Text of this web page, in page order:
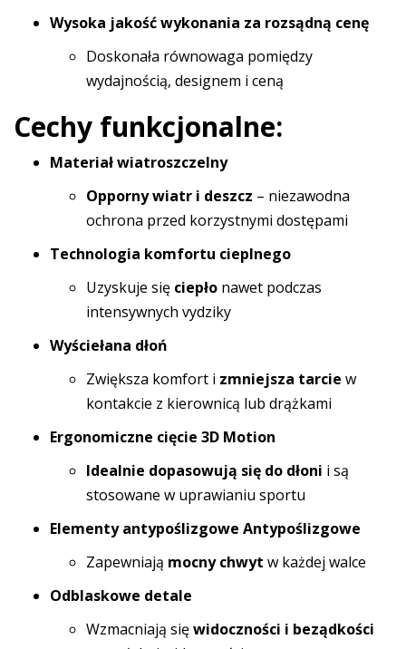
Wysoka jakość wykonania za rozsądną cenę
Doskonała równowaga pomiędzy
wydajnością, designem i ceną
Cechy funkcjonalne:
Materiał wiatroszczelny
Opporny wiatr i deszcz – niezawodna
ochrona przed korzystnymi dostępami
Technologia komfortu cieplnego
Uzyskuje się ciepło nawet podczas
intensywnych vydziky
Wyściełana dłoń
Zwiększa komfort i zmniejsza tarcie w
kontakcie z kierownicą lub drążkami
Ergonomiczne cięcie 3D Motion
Idealnie dopasowują się do dłoni i są
stosowane w uprawianiu sportu
Elementy antypoślizgowe Antypoślizgowe
Zapewniają mocny chwyt w każdej walce
Odblaskowe detale
Wzmacniają sięwidoczności i beządkości